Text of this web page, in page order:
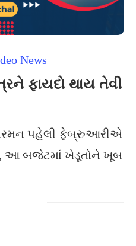
News
ફાયદો થાય તેવી
પહેલી ફેબ્રુઆરીએ
આ બજેટમાં ખેડૂતોને ખૂબ